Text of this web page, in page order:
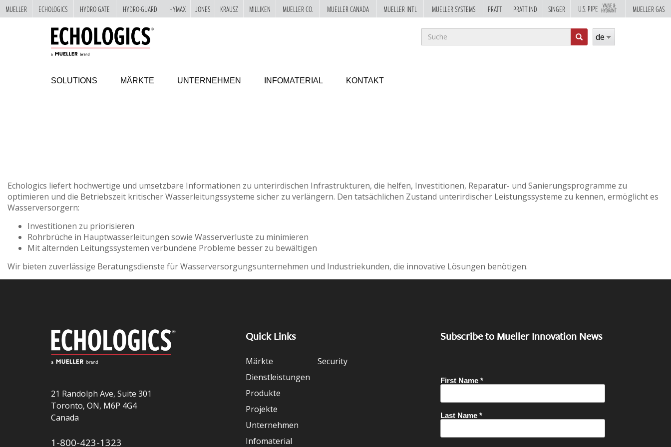
Suchformular de
SOLUTIONS MÄRKTE UNTERNEHMEN INFOMATERIAL KONTAKT
Echologics liefert hochwertige und umsetzbare Informationen zu unterirdischen Infrastrukturen, die helfen, Investitionen, Reparatur- und Sanierungsprogramme zu
optimieren und die Betriebszeit kritischer Wasserleitungssysteme sicher zu verlängern. Den tatsächlichen Zustand unterirdischer Leistungssysteme zu kennen, ermöglicht es
Wasserversorgern:
Investitionen zu priorisieren
Rohrbrüche in Hauptwasserleitungen sowie Wasserverluste zu minimieren
Mit alternden Leitungssystemen verbundene Probleme besser zu bewältigen
Wir bieten zuverlässige Beratungsdienste für Wasserversorgungsunternehmen und Industriekunden, die innovative Lösungen benötigen.
21 Randolph Ave, Suite 301
Toronto, ON, M6P 4G4
Canada
1-800-423-1323
Quick Links
Märkte
Dienstleistungen
Produkte
Projekte
Unternehmen
Infomaterial
Security
Subscribe to Mueller Innovation News
MUELLER ECHOLOGICS HYDRO GATE HYDRO-GUARD HYMAX JONES KRAUSZ MILLIKEN MUELLER CO. MUELLER CANADA MUELLER INTL MUELLER SYSTEMS PRATT PRATT IND SINGER U.S. PIPE VALVE &
HYDRANT MUELLER GAS